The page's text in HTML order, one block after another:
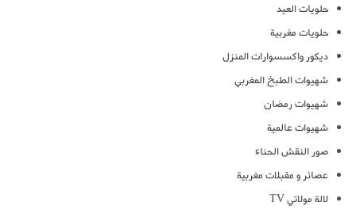
حلويات العيد
حلويات مغربية
ديكور واكسسوارات المنزل
شهيوات الطبخ المغربي
شهيوات رمضان
شهيوات عالمية
صور النقش الحناء
عصائر و مقبلات مغربية
لالة مولاتي TV